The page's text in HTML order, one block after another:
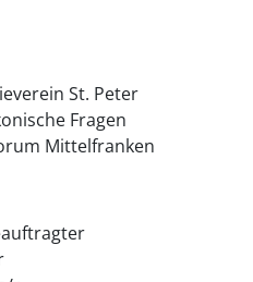
St. Peter
Fragen
Mittelfranken